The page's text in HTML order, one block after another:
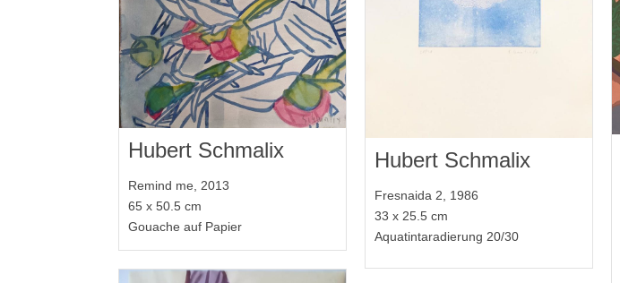
Hubert Schmalix
Remind me, 2013
65 x 50.5 cm
Gouache auf Papier
Hubert Schmalix
Fresnaida 2, 1986
33 x 25.5 cm
Aquatintaradierung 20/30